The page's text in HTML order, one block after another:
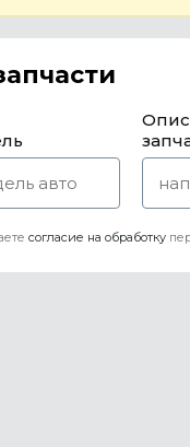
согласие на обработку